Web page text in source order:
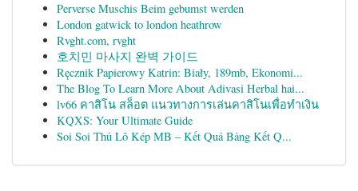
Perverse Muschis Beim gebumst werden
London gatwick to london heathrow
Rvght.com, rvght
호치민 마사지 완벽 가이드
Ręcznik Papierowy Katrin: Biały, 189mb, Ekonomi...
The Blog To Learn More About Adivasi Herbal hai...
lv66 คาสิโน สล็อต แนวทางการเล่นคาสิโนเพื่อทำเงิน
KQXS: Your Ultimate Guide
Soi Soi Thủ Lô Kép MB – Kết Quả Bảng Kết Q...